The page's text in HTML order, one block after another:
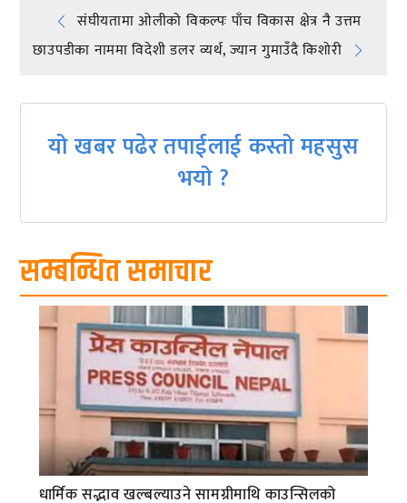
Post
navigation
संघीयतामा ओलीको विकल्पः पाँच विकास क्षेत्र नै उत्तम
छाउपडीका नाममा विदेशी डलर व्यर्थ, ज्यान गुमाउँदै किशोरी
यो खबर पढेर तपाईलाई कस्तो महसुस
भयो ?
सम्बन्धित समाचार
धार्मिक सद्भाव खल्बल्याउने सामग्रीमाथि काउन्सिलको